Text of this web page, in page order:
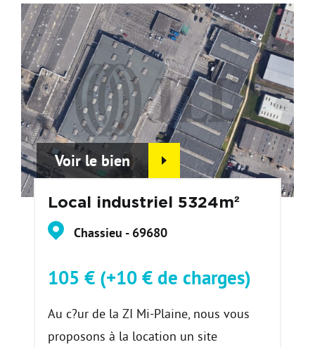
Voir le bien
Local industriel 5324m²
Chassieu - 69680
105 € (+10 € de charges)
Au c?ur de la ZI Mi-Plaine, nous vous
proposons à la location un site